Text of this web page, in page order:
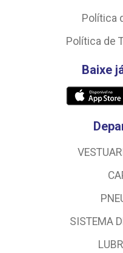
Política
Política de
Baixe
SISTEMA